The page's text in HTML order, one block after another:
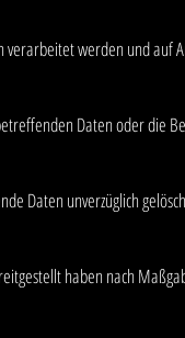
werden und
Daten oder die
Daten unverzüglich
haben nach